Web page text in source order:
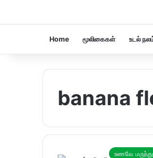
Home மூலிகைகள் உடல்
banana
உணவே மருந்து